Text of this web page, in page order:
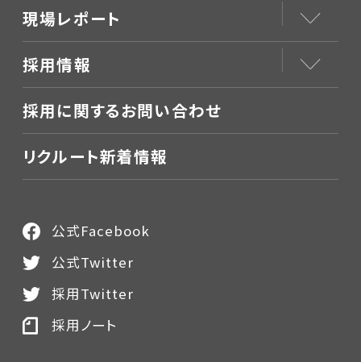
現場レポート
採用情報
採用に関するお問い合わせ
リクルート新着情報
公式Facebook
公式Twitter
採用Twitter
採用ノート